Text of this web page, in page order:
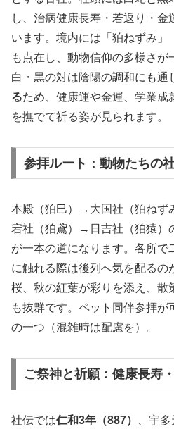
し、治病健康長寿・若返り・金
います。境内には「狛ねずみ」
も点在し、動物信仰の多様さが
白・黒の対は陰陽の調和にも通
るため、健康運や金運、学業成
を撫でて祈る姿が見られます。
参拝ルート：動物たちの
本殿（狛巳）→大国社（狛ね
宕社（狛鳶）→日吉社（狛猿）
が一本の道になります。各所で
に触れる際は後列へ気を配るの
桜、秋の紅葉が彩りを添え、散
も抜群です。ペット同伴参拝
の一つ（混雑時は配慮を）。
ご祭神と祈願：健康長寿
社伝では仁和3年（887）
、宇